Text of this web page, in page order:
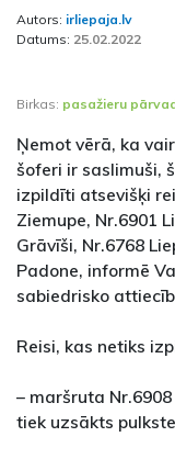
Autors: irliepaja.lv
Datums: 25.02.2022
Birkas: pasažieru
Ņemot vērā, ka
šoferi ir saslimuši,
izpildīti atsevišķi
Ziemupe, Nr.6901
Grāvīši, Nr.6768
Padone, informē
sabiedrisko
Reisi, kas netiks
– maršruta
tiek uzsākts